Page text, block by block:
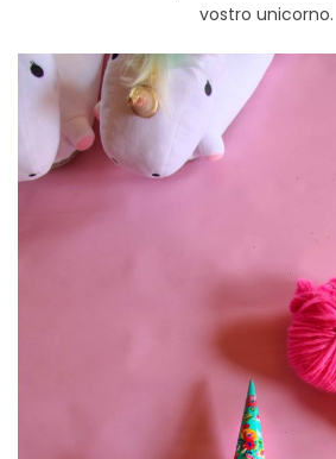
vostro unicorno.